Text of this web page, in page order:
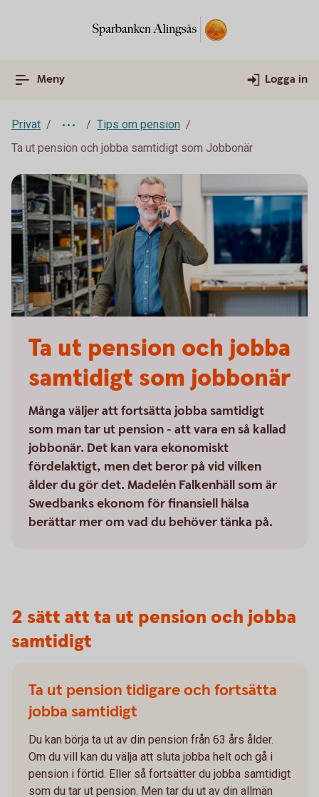
Meny Logga in
Privat
Tips om pension
Ta ut pension och jobba samtidigt som Jobbonär
Ta ut pension och jobba
samtidigt som jobbonär
Många väljer att fortsätta jobba samtidigt
som man tar ut pension - att vara en så kallad
jobbonär. Det kan vara ekonomiskt
fördelaktigt, men det beror på vid vilken
ålder du gör det. Madelén Falkenhäll som är
Swedbanks ekonom för finansiell hälsa
berättar mer om vad du behöver tänka på.
2 sätt att ta ut pension och jobba
samtidigt
Ta ut pension tidigare och fortsätta
jobba samtidigt
Du kan börja ta ut av din pension från 63 års ålder.
Om du vill kan du välja att sluta jobba helt och gå i
pension i förtid. Eller så fortsätter du jobba samtidigt
som du tar ut pension. Men tar du ut av din allmän